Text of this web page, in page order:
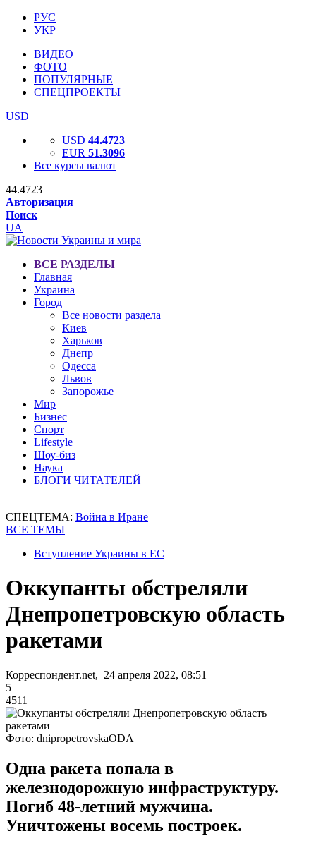
РУС
УКР
ВИДЕО
ФОТО
ПОПУЛЯРНЫЕ
СПЕЦПРОЕКТЫ
USD
USD 44.4723
EUR 51.3096
Все курсы валют
44.4723
Авторизация
Поиск
UA
ВСЕ РАЗДЕЛЫ
Главная
Украина
Город
Все новости раздела
Киев
Харьков
Днепр
Одесса
Львов
Запорожье
Мир
Бизнес
Спорт
Lifestyle
Шоу-биз
Наука
БЛОГИ ЧИТАТЕЛЕЙ
СПЕЦТЕМА: Война в Иране
ВСЕ ТЕМЫ
Вступление Украины в ЕС
Оккупанты обстреляли
Днепропетровскую область
ракетами
Корреспондент.net, 24 апреля 2022, 08:51
5
4511
Фото: dnipropetrovskaODA
Одна ракета попала в
железнодорожную инфраструктуру.
Погиб 48-летний мужчина.
Уничтожены восемь построек.